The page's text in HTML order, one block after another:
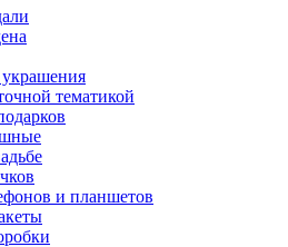
тематикой
и планшетов